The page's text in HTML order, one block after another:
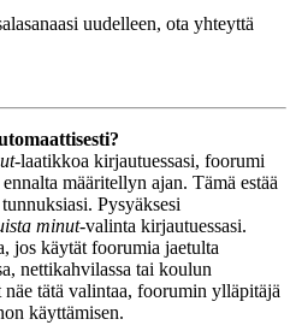
uudelleen, ota yhteyttä
-laatikkoa kirjautuessasi, foorumi
määritellyn ajan. Tämä estää
Pysyäksesi
minut-valinta kirjautuessasi.
jos käytät foorumia jaetulta
nettikahvilassa tai koulun
näe tätä valintaa, foorumin ylläpitäjä
käyttämisen.